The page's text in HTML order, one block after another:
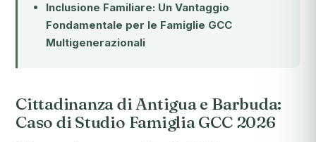
Inclusione Familiare: Un Vantaggio
Fondamentale per le Famiglie GCC
Multigenerazionali
Cittadinanza di Antigua e Barbuda:
Caso di Studio Famiglia GCC 2026